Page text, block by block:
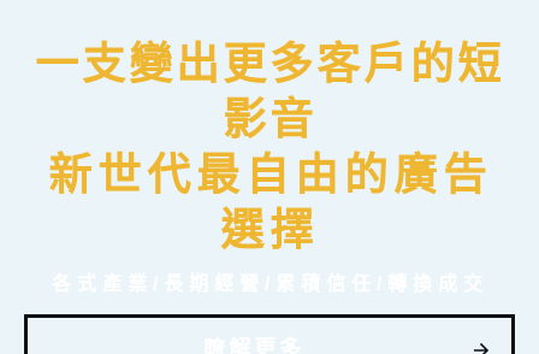
一支變出更多客戶的短
影音
新世代最自由的廣告
選擇